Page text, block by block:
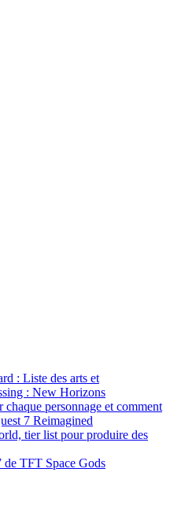
: Liste des arts et
: New Horizons
personnage et comment
7 Reimagined
tier list pour produire des
de TFT Space Gods